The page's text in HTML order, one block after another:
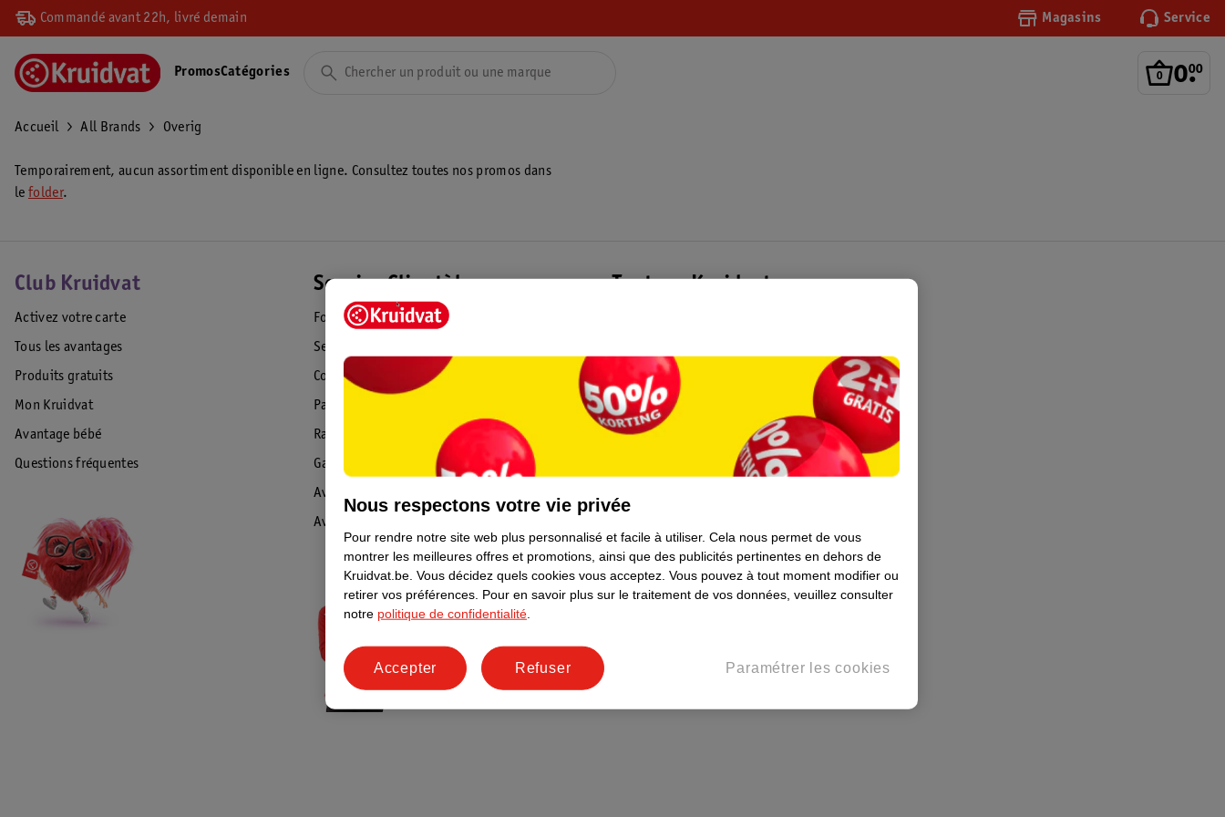
Commandé avant 22h, livré demain Magasins Service
0.
00
PromosCatégories
Accueil All Brands Overig
Temporairement, aucun assortiment disponible en ligne. Consultez toutes nos promos dans
le folder.
Club Kruidvat
Activez votre carte
Tous les avantages
Produits gratuits
Mon Kruidvat
Avantage bébé
Questions fréquentes
Service Clientèle
Foire aux questions
Service Clientèle
Commande & Livraison
Paiement
Rappel & Retour
Garantie
Avis de sécurité
Avis
Tout sur Kruidvat
Formule commerciale
Coordonnées de l’entreprise
Plus durable
Nous respectons votre vie privée
Pour rendre notre site web plus personnalisé et facile à utiliser. Cela nous permet de vous
montrer les meilleures offres et promotions, ainsi que des publicités pertinentes en dehors de
Kruidvat.be. Vous décidez quels cookies vous acceptez. Vous pouvez à tout moment modifier ou
retirer vos préférences. Pour en savoir plus sur le traitement de vos données, veuillez consulter
notre politique de confidentialité
Paramétrer les cookies
Refuser
Accepter